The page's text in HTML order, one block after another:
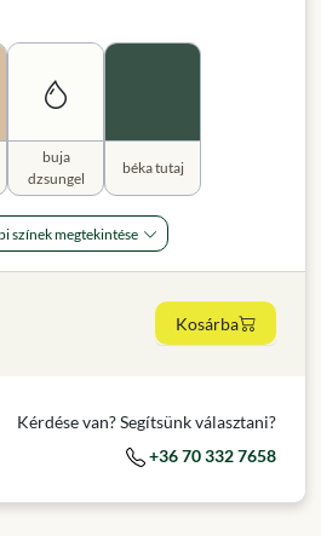
buja
dzsungel
béka tutaj
színek megtekintése
Kosárba
Kérdése van? Segítsünk választani?
+36 70 332 7658